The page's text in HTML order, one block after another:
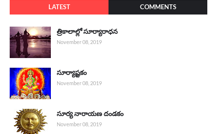
LATEST COMMENTS
త్రికాలాల్లో సూర్యారాధన
November 08, 2019
సూర్యాష్టకం
November 08, 2019
సూర్య నారాయణ దండకం
November 08, 2019